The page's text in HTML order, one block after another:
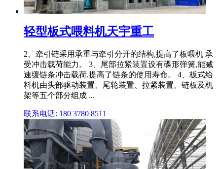
轻型板式喂料机天宇重工
2、牵引链采用承重与牵引分开的结构,提高了板喂机 承
受冲击载荷能力。 3、尾部拉紧装置设有碟形弹簧,能减
速缓链条冲击载荷,提高了链条的使用寿命。 4、板式给
料机由头部驱动装置、尾轮装置、拉紧装置、链板及机
架等五个部分组成 ...
联系电话: 180 3780 8511